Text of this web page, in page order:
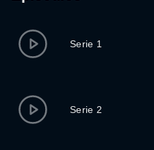
Serie 1
Serie 2